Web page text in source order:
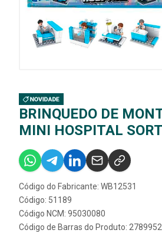
BRINQUEDO DE
MINI HOSPITAL
Código do Fabricante: WB12531
Código: 51189
Código NCM: 95030080
Código de Barras do Produto: